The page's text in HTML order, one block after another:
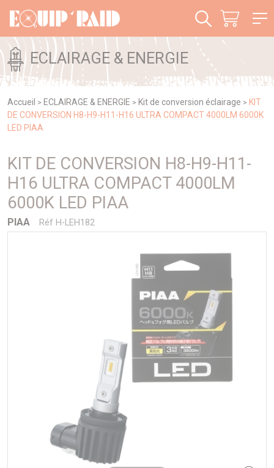
ECLAIRAGE & ENERGIE
Accueil > ECLAIRAGE & ENERGIE > Kit de conversion éclairage > KIT
DE CONVERSION H8-H9-H11-H16 ULTRA COMPACT 4000LM 6000K
LED PIAA
KIT DE CONVERSION H8-H9-H11-
H16 ULTRA COMPACT 4000LM
6000K LED PIAA
PIAA Réf H-LEH182
Panneau de gestion des cookies